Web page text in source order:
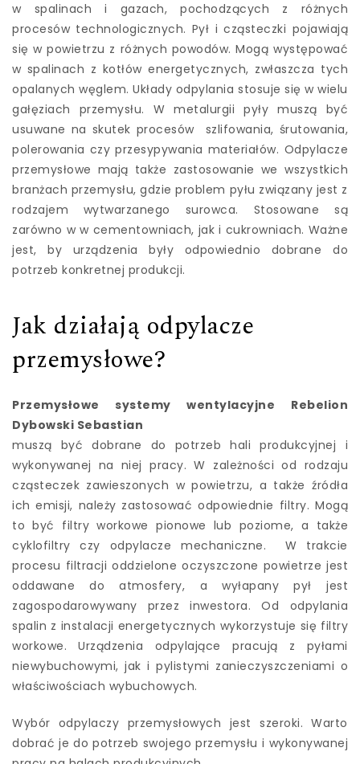
w spalinach i gazach, pochodzących z różnych
procesów technologicznych. Pył i cząsteczki pojawiają
się w powietrzu z różnych powodów. Mogą występować
w spalinach z kotłów energetycznych, zwłaszcza tych
opalanych węglem. Układy odpylania stosuje się w wielu
gałęziach przemysłu. W metalurgii pyły muszą być
usuwane na skutek procesów szlifowania, śrutowania,
polerowania czy przesypywania materiałów. Odpylacze
przemysłowe mają także zastosowanie we wszystkich
branżach przemysłu, gdzie problem pyłu związany jest z
rodzajem wytwarzanego surowca. Stosowane są
zarówno w w cementowniach, jak i cukrowniach. Ważne
jest, by urządzenia były odpowiednio dobrane do
potrzeb konkretnej produkcji.
Jak działają odpylacze
przemysłowe?
Przemysłowe systemy wentylacyjne Rebelion
Dybowski Sebastian
muszą być dobrane do potrzeb hali produkcyjnej i
wykonywanej na niej pracy. W zależności od rodzaju
cząsteczek zawieszonych w powietrzu, a także źródła
ich emisji, należy zastosować odpowiednie filtry. Mogą
to być filtry workowe pionowe lub poziome, a także
cyklofiltry czy odpylacze mechaniczne. W trakcie
procesu filtracji oddzielone oczyszczone powietrze jest
oddawane do atmosfery, a wyłapany pył jest
zagospodarowywany przez inwestora. Od odpylania
spalin z instalacji energetycznych wykorzystuje się filtry
workowe. Urządzenia odpylające pracują z pyłami
niewybuchowymi, jak i pylistymi zanieczyszczeniami o
właściwościach wybuchowych.
Wybór odpylaczy przemysłowych jest szeroki. Warto
dobrać je do potrzeb swojego przemysłu i wykonywanej